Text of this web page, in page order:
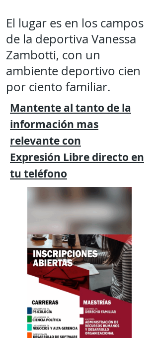
El lugar es en los campos
de la deportiva Vanessa
Zambotti, con un
ambiente deportivo cien
por ciento familiar.
Mantente al tanto de la
información mas
relevante con
Expresión Libre directo en
tu teléfono